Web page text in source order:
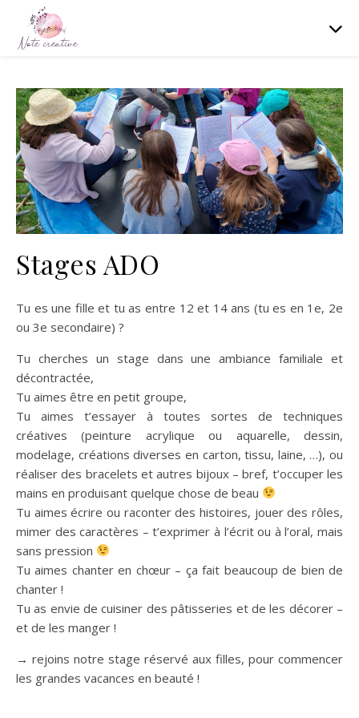
Stages ADO
Tu es une fille et tu as entre 12 et 14 ans (tu es en 1e, 2e
ou 3e secondaire) ?
Tu cherches un stage dans une ambiance familiale et
décontractée,
Tu aimes être en petit groupe,
Tu aimes t’essayer à toutes sortes de techniques
créatives (peinture acrylique ou aquarelle, dessin,
modelage, créations diverses en carton, tissu, laine, …), ou
réaliser des bracelets et autres bijoux – bref, t’occuper les
mains en produisant quelque chose de beau
Tu aimes écrire ou raconter des histoires, jouer des rôles,
mimer des caractères – t’exprimer à l’écrit ou à l’oral, mais
sans pression
Tu aimes chanter en chœur – ça fait beaucoup de bien de
chanter !
Tu as envie de cuisiner des pâtisseries et de les décorer –
et de les manger !
→ rejoins notre stage réservé aux filles, pour commencer
les grandes vacances en beauté !